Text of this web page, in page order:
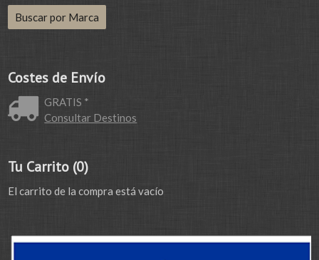
Costes de Envío
GRATIS *
Consultar Destinos
Tu Carrito (0)
El carrito de la compra está vacío